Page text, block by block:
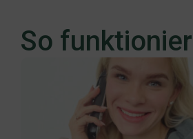
So